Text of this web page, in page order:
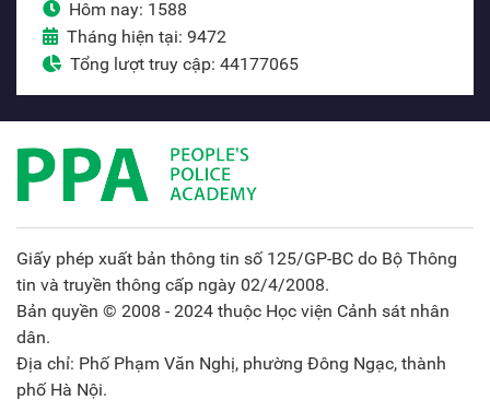
Hôm nay: 1588
Tháng hiện tại: 9472
Tổng lượt truy cập: 44177065
Giấy phép xuất bản thông tin số 125/GP-BC do Bộ Thông
tin và truyền thông cấp ngày 02/4/2008.
Bản quyền © 2008 - 2024 thuộc Học viện Cảnh sát nhân
dân.
Địa chỉ: Phố Phạm Văn Nghị, phường Đông Ngạc, thành
phố Hà Nội.